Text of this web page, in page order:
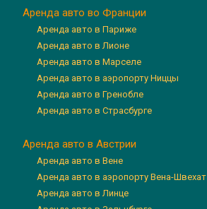
Аренда авто во Франции
Аренда авто в Париже
Аренда авто в Лионе
Аренда авто в Марселе
Аренда авто в аэропорту Ниццы
Аренда авто в Гренобле
Аренда авто в Страсбурге
Аренда авто в Австрии
Аренда авто в Вене
Аренда авто в аэропорту Вена-Швехат
Аренда авто в Линце